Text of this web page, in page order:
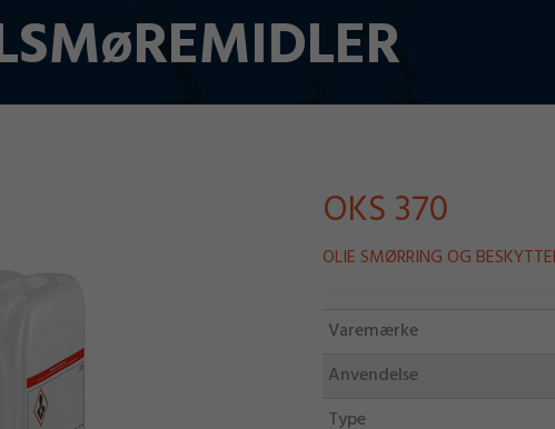
OKS 370
OLIE SMØRRING OG
Varemærke
Anvendelse
Type